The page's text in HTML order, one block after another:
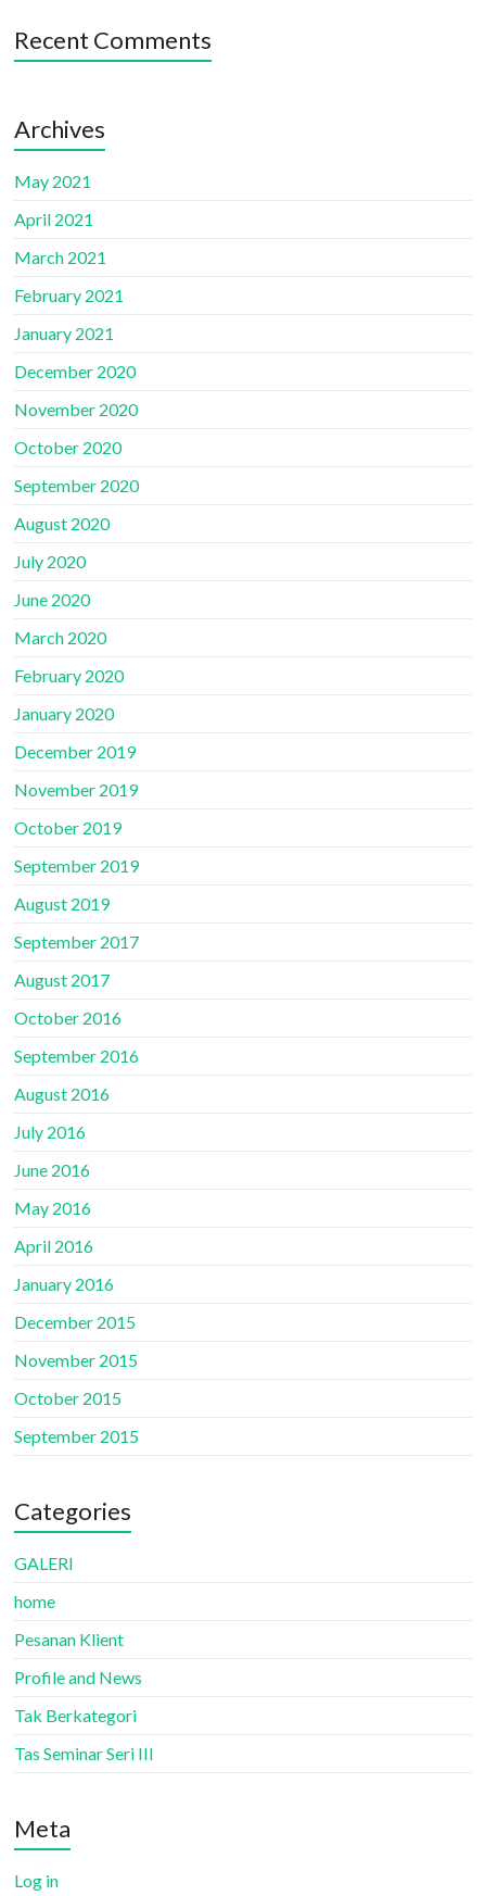
Recent Comments
Archives
May 2021
April 2021
March 2021
February 2021
January 2021
December 2020
November 2020
October 2020
September 2020
August 2020
July 2020
June 2020
March 2020
February 2020
January 2020
December 2019
November 2019
October 2019
September 2019
August 2019
September 2017
August 2017
October 2016
September 2016
August 2016
July 2016
June 2016
May 2016
April 2016
January 2016
December 2015
November 2015
October 2015
September 2015
Categories
GALERI
home
Pesanan Klient
Profile and News
Tak Berkategori
Tas Seminar Seri III
Meta
Log in